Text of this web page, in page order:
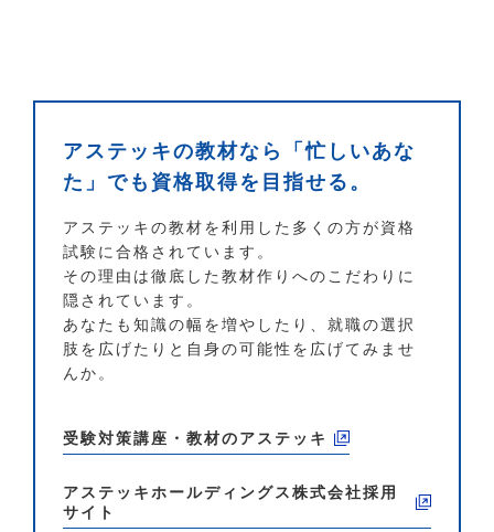
アステッキの教材なら「忙しいあな
た」でも資格取得を目指せる。
アステッキの教材を利用した多くの方が資格
試験に合格されています。
その理由は徹底した教材作りへのこだわりに
隠されています。
あなたも知識の幅を増やしたり、就職の選択
肢を広げたりと自身の可能性を広げてみませ
んか。
受験対策講座・教材のアステッキ
アステッキホールディングス株式会社採用
サイト